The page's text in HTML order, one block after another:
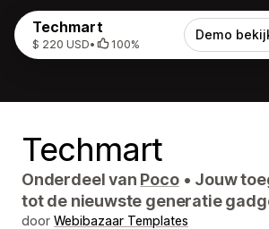
Techmart
$ 220 USD• 100%
Demo
Techmart
Onderdeel van Poco • Jouw
tot de nieuwste generatie
door Webibazaar Templates